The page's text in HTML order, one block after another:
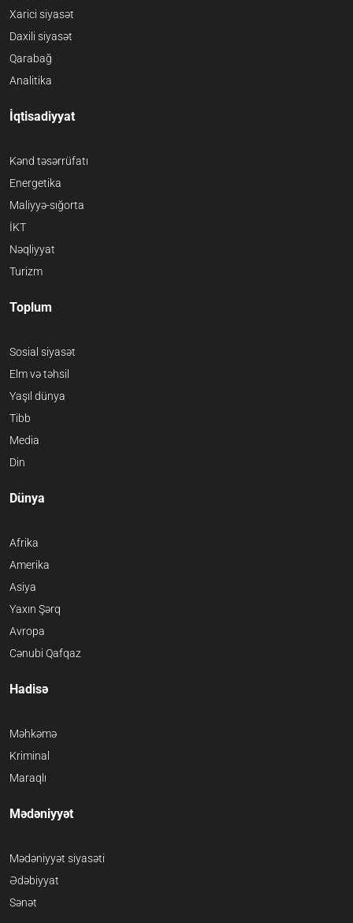
Xarici siyasət
Daxili siyasət
Qarabağ
Analitika
İqtisadiyyat
Kənd təsərrüfatı
Energetika
Maliyyə-sığorta
İKT
Nəqliyyat
Turizm
Toplum
Sosial siyasət
Elm və təhsil
Yaşıl dünya
Tibb
Media
Din
Dünya
Afrika
Amerika
Asiya
Yaxın Şərq
Avropa
Cənubi Qafqaz
Hadisə
Məhkəmə
Kriminal
Maraqlı
Mədəniyyət
Mədəniyyət siyasəti
Ədəbiyyat
Sənət